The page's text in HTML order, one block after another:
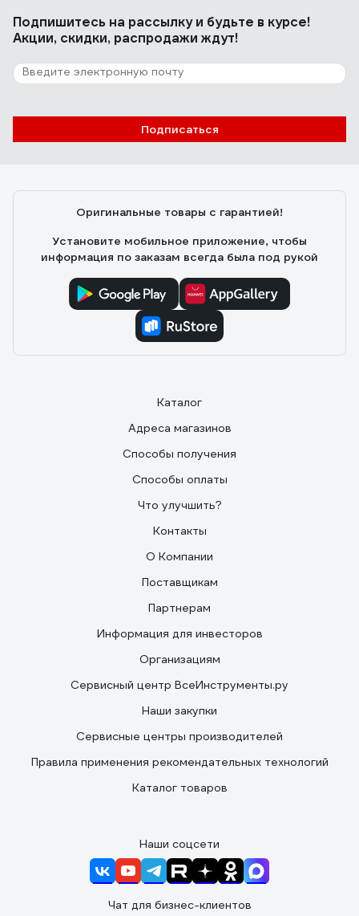
Прочный кейс.
130 отзывов
Подпишитесь на рассылкуи будьте в курсе!
Акции, скидки, распродажи ждут!
Подписаться
Оригинальные товары с гарантией!
Установите мобильное приложение, чтобы
информация по заказам всегда была под рукой
Каталог
Адреса магазинов
Способы получения
Способы оплаты
Что улучшить?
Контакты
О Компании
Поставщикам
Партнерам
Информация для инвесторов
Организациям
Сервисный центр ВсеИнструменты.ру
Наши закупки
Сервисные центры производителей
Правила применения рекомендательных технологий
Каталог товаров
Наши соцсети
Чат для бизнес-клиентов